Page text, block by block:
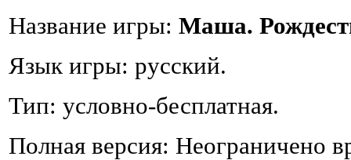
Название игры: Маша.
Язык игры: русский.
Тип: условно-бесплатная.
Полная версия: Неограничено